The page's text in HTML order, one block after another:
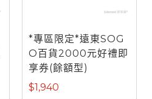
*專區限定*遠東SOG
O百貨2000元好禮即
享券(餘額型)
$1,940